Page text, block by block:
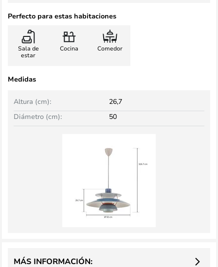
Perfecto para estas habitaciones
Sala de
estar
Cocina Comedor
Medidas
Altura (cm):
26,7
Diámetro (cm):
50
MÁS INFORMACIÓN: